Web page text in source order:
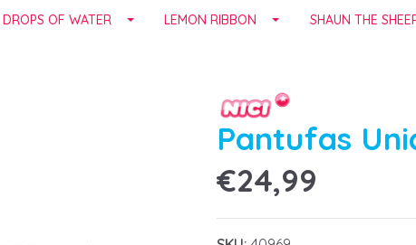
OF WATER LEMON RIBBON SHAUN THE
Pantufas
€24,99